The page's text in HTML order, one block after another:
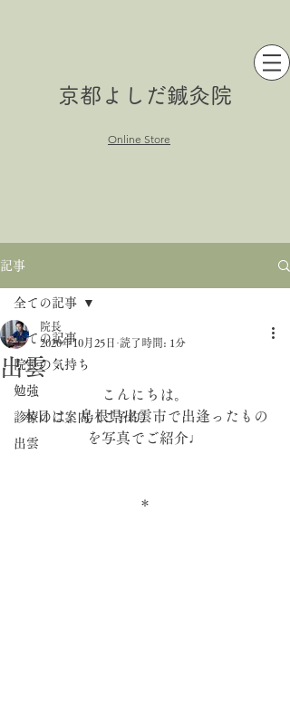
京都よしだ鍼灸院
Online Store
記事
全ての記事
院長の気持ち
勉強
診療のご案内（ご予約）
出雲
全ての記事
出雲
院長
2020年10月25日 読了時間: 1分
こんにちは。
本日は、島根県出雲市で出逢ったもの
を写真でご紹介♩
＊